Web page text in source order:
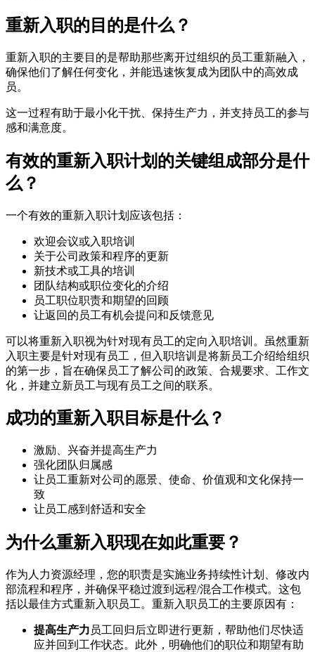
重新入职的目的是什么？
重新入职的主要目的是帮助那些离开过组织的员工重新融入，
确保他们了解任何变化，并能迅速恢复成为团队中的高效成
员。
这一过程有助于最小化干扰、保持生产力，并支持员工的参与
感和满意度。
有效的重新入职计划的关键组成部分是什
么？
一个有效的重新入职计划应该包括：
欢迎会议或入职培训
关于公司政策和程序的更新
新技术或工具的培训
团队结构或职位变化的介绍
员工职位职责和期望的回顾
让返回的员工有机会提问和反馈意见
可以将重新入职视为针对现有员工的定向入职培训。虽然重新
入职主要是针对现有员工，但入职培训是将新员工介绍给组织
的第一步，旨在确保员工了解公司的政策、合规要求、工作文
化，并建立新员工与现有员工之间的联系。
成功的重新入职目标是什么？
激励、兴奋并提高生产力
强化团队归属感
让员工重新对公司的愿景、使命、价值观和文化保持一
致
让员工感到舒适和安全
为什么重新入职现在如此重要？
作为人力资源经理，您的职责是实施业务持续性计划、修改内
部流程和程序，并确保平稳过渡到远程/混合工作模式。这包
括以最佳方式重新入职员工。重新入职员工的主要原因有：
提高生产力 员工回归后立即进行更新，帮助他们尽快适
应并回到工作状态。此外，明确他们的职位和期望有助